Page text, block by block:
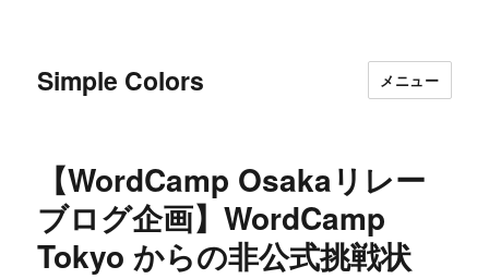
Simple Colors メニュー
【WordCamp Osakaリレー
ブログ企画】WordCamp
Tokyo からの非公式挑戦状